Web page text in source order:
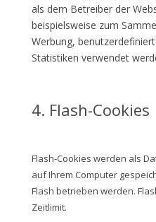
als dem Betreiber der
beispielsweise zum
Werbung,
Statistiken verwendet
4. Flash-Cookies
Flash-Cookies werden als
auf Ihrem Computer
Flash betrieben werden.
Zeitlimit.